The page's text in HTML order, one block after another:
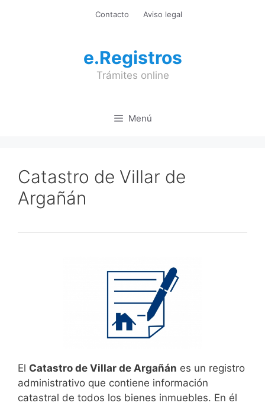
Contacto Aviso legal
e.Registros
Trámites online
Menú
Catastro de Villar de
Argañán
El Catastro de Villar de Argañán es un registro
administrativo que contiene información
catastral de todos los bienes inmuebles. En él